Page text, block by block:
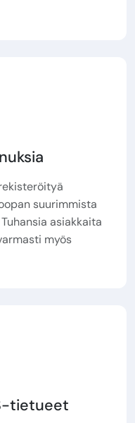
suurimmista
asiakkaita
myös
tietueet